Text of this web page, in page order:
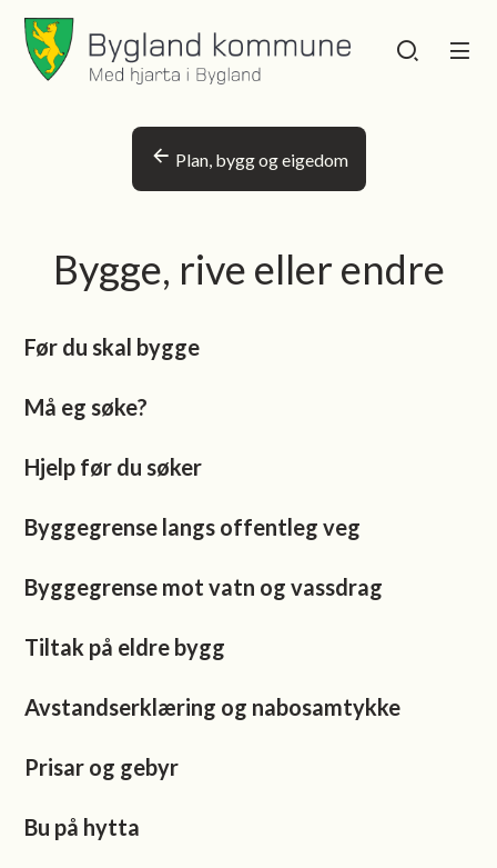
Bygland kommune
Plan, bygg og eigedom
Bygge, rive eller endre
Før du skal bygge
Må eg søke?
Hjelp før du søker
Byggegrense langs offentleg veg
Byggegrense mot vatn og vassdrag
Tiltak på eldre bygg
Avstandserklæring og nabosamtykke
Prisar og gebyr
Bu på hytta